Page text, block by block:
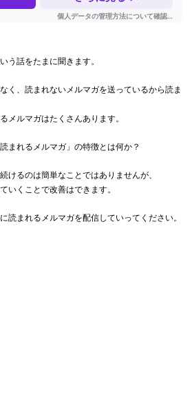
う話をたまに聞きます。
く、読まれないメルマガを送っているから読ま
メルマガはたくさんあります。
まれるメルマガ」の特徴とは何か？
けるのは簡単なことではありませんが、
いくことで改善はできます。
読まれるメルマガを配信していってください。